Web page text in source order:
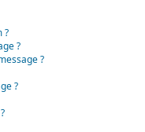
?
?
?
?